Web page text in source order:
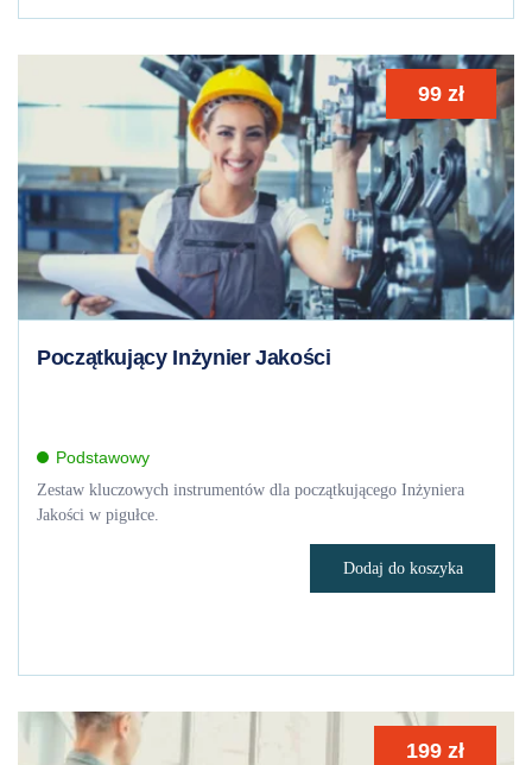
99 zł
Początkujący Inżynier Jakości
Podstawowy
Zestaw kluczowych instrumentów dla początkującego Inżyniera
Jakości w pigułce.
Dodaj do koszyka
199 zł